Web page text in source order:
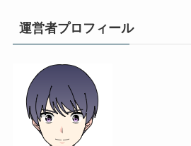
運営者プロフィール